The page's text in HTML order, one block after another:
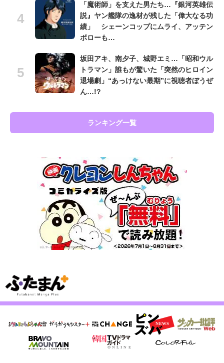
「魔術師」を支えた男たち…『銀河英雄伝
説』ヤン艦隊の逸材が残した「偉大なる功
績」 シェーンコップにムライ、アッテン
ボローも…
坂田アキ、南夕子、城野エミ…「昭和ウル
トラマン」誰もが驚いた「突然のヒロイン
退場劇」“あっけない最期”に視聴者ぼうぜ
ん…!?
ランキング一覧